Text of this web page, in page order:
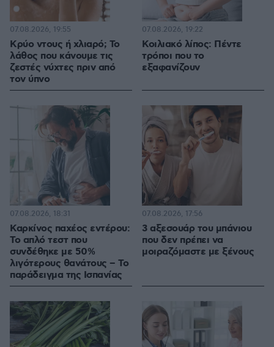
Κρύο ντους ή χλιαρό; Το
λάθος που κάνουμε τις
ζεστές νύχτες πριν από
τον ύπνο
07.08.2026, 19:55
Κοιλιακό λίπος: Πέντε
τρόποι που το
εξαφανίζουν
07.08.2026, 19:22
Καρκίνος παχέος εντέρου:
Το απλό τεστ που
συνδέθηκε με 50%
λιγότερους θανάτους – Το
παράδειγμα της Ισπανίας
07.08.2026, 18:31
3 αξεσουάρ του μπάνιου
που δεν πρέπει να
μοιραζόμαστε με ξένους
07.08.2026, 17:56